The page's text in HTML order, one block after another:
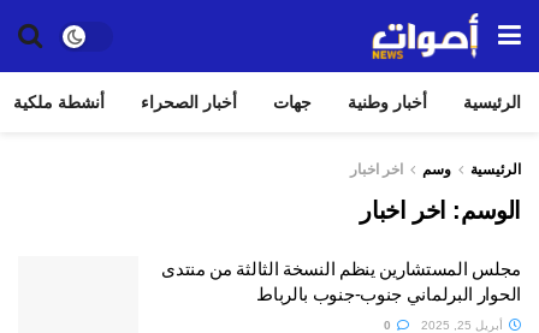
الرئيسية أخبار وطنية جهات أخبار الصحراء أنشطة ملكية
الرئيسية وسم اخر اخبار
الوسم: اخر اخبار
مجلس المستشارين ينظم النسخة الثالثة من منتدى
الحوار البرلماني جنوب-جنوب بالرباط
أبريل 25, 2025